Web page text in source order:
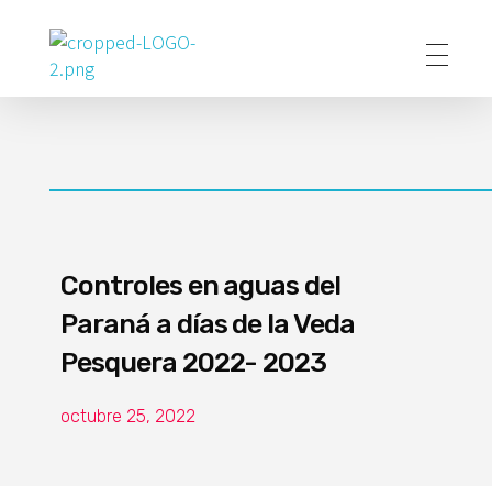
Poder Agropecuario
Controles en aguas del
Paraná a días de la Veda
Pesquera 2022- 2023
octubre 25, 2022